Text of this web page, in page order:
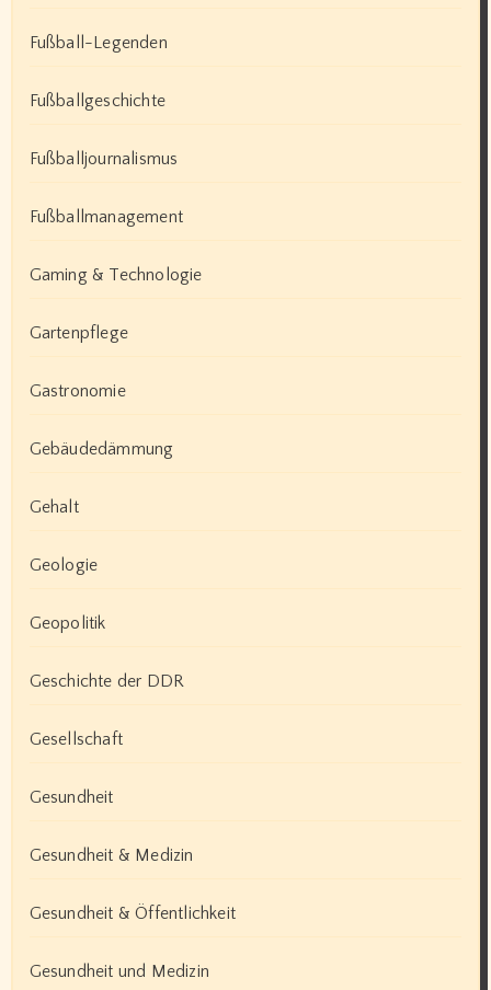
Fußball-Legenden
Fußballgeschichte
Fußballjournalismus
Fußballmanagement
Gaming & Technologie
Gartenpflege
Gastronomie
Gebäudedämmung
Gehalt
Geologie
Geopolitik
Geschichte der DDR
Gesellschaft
Gesundheit
Gesundheit & Medizin
Gesundheit & Öffentlichkeit
Gesundheit und Medizin